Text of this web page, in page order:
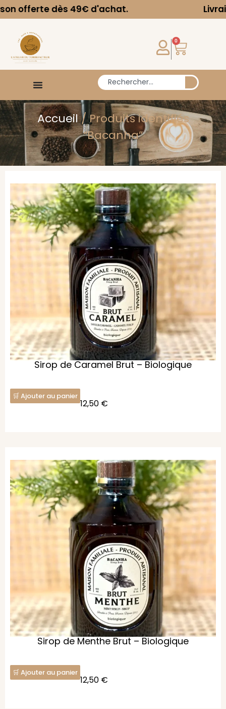
dès 49€ d'achat. Livraison
0
Accueil/ Produits identifiés
“Bacanha”
Sirop de Caramel Brut – Biologique
Ajouter au panier
12,50 €
Sirop de Menthe Brut – Biologique
Ajouter au panier
12,50 €